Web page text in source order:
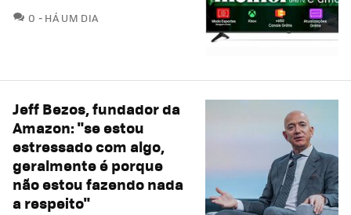
0 COMENTÁRIOS
HÁ UM DIA
Jeff Bezos, fundador da
Amazon: "se estou
estressado com algo,
geralmente é porque
não estou fazendo nada
a respeito"